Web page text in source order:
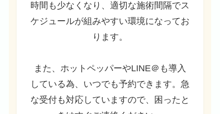
時間も少なくなり、適切な施術間隔でス
ケジュールが組みやすい環境になってお
ります。
また、ホットペッパーやLINE＠も導入
している為、いつでも予約できます。急
な受付も対応していますので、困ったと